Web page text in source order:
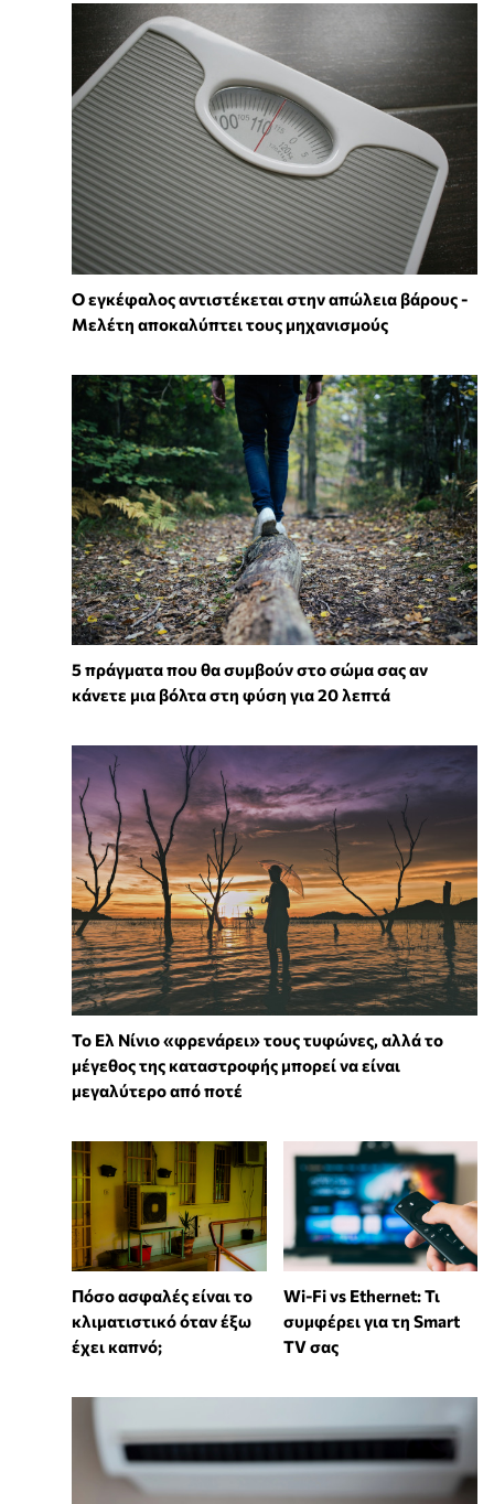
Ο εγκέφαλος αντιστέκεται στην απώλεια βάρους -
Μελέτη αποκαλύπτει τους μηχανισμούς
5 πράγματα που θα συμβούν στο σώμα σας αν
κάνετε μια βόλτα στη φύση για 20 λεπτά
Το Ελ Νίνιο «φρενάρει» τους τυφώνες, αλλά το
μέγεθος της καταστροφής μπορεί να είναι
μεγαλύτερο από ποτέ
Πόσο ασφαλές είναι το
κλιματιστικό όταν έξω
έχει καπνό;
Wi-Fi vs Ethernet: Τι
συμφέρει για τη Smart
TV σας